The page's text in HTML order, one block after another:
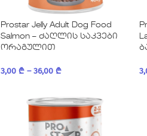
Prostar Jelly Adult Dog Food
Salmon – ძაღლის საკვები
ორაგულით
3,00 ₾ – 36,00 ₾